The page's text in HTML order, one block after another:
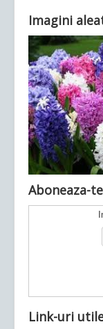
Ultimele
Imagini
Aboneaza-
Link-uri